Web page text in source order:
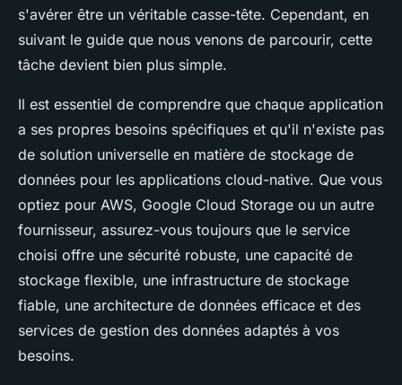
s'avérer être un véritable casse-tête. Cependant, en
suivant le guide que nous venons de parcourir, cette
tâche devient bien plus simple.
Il est essentiel de comprendre que chaque application
a ses propres besoins spécifiques et qu'il n'existe pas
de solution universelle en matière de stockage de
données pour les applications cloud-native. Que vous
optiez pour AWS, Google Cloud Storage ou un autre
fournisseur, assurez-vous toujours que le service
choisi offre une sécurité robuste, une capacité de
stockage flexible, une infrastructure de stockage
fiable, une architecture de données efficace et des
services de gestion des données adaptés à vos
besoins.